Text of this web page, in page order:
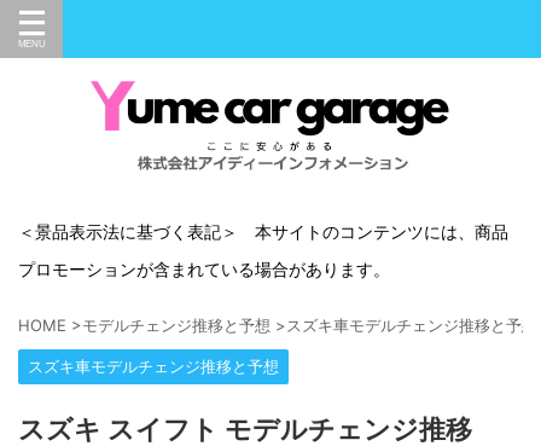
＜景品表示法に基づく表記＞ 本サイトのコンテンツには、商品
プロモーションが含まれている場合があります。
HOME >モデルチェンジ推移と予想 >スズキ車モデルチェンジ推移と予想
スズキ車モデルチェンジ推移と予想
スズキ スイフト モデルチェンジ推移